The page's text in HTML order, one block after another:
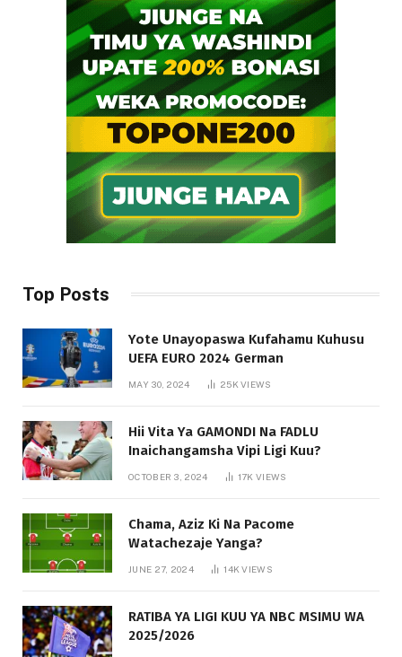
Top Posts
Yote Unayopaswa Kufahamu Kuhusu
UEFA EURO 2024 German
MAY 30, 2024 25KVIEWS
Hii Vita Ya GAMONDI Na FADLU
Inaichangamsha Vipi Ligi Kuu?
OCTOBER 3, 2024 17KVIEWS
Chama, Aziz Ki Na Pacome
Watachezaje Yanga?
JUNE 27, 2024 14KVIEWS
RATIBA YA LIGI KUU YA NBC MSIMU WA
2025/2026